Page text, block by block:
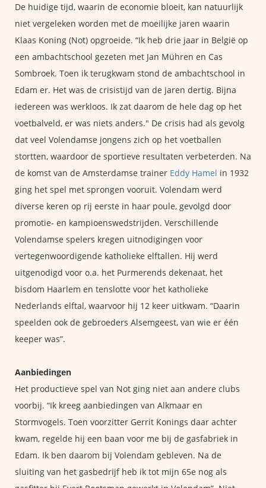
De huidige tijd, waarin de economie bloeit, kan natuurlijk
niet vergeleken worden met de moeilijke jaren waarin
Klaas Koning (Not) opgroeide. “Ik heb drie jaar in België op
een ambachtschool gezeten met Jan Mühren en Cas
Sombroek. Toen ik terugkwam stond de ambachtschool in
Edam er. Het was de crisistijd van de jaren dertig. Bijna
iedereen was werkloos. Ik zat daarom de hele dag op het
voetbalveld, er was niets anders." De crisis had als gevolg
dat veel Volendamse jongens zich op het voetballen
stortten, waardoor de sportieve resultaten verbeterden. Na
de komst van de Amsterdamse trainer Eddy Hamel in 1932
ging het spel met sprongen vooruit. Volendam werd
diverse keren op rij eerste in haar poule, gevolgd door
promotie- en kampioenswedstrijden. Verschillende
Volendamse spelers kregen uitnodigingen voor
vertegenwoordigende katholieke elftallen. Hij werd
uitgenodigd voor o.a. het Purmerends dekenaat, het
bisdom Haarlem en tenslotte voor het katholieke
Nederlands elftal, waarvoor hij 12 keer uitkwam. “Daarin
speelden ook de gebroeders Alsemgeest, van wie er één
keeper was”.
Aanbiedingen
Het productieve spel van Not ging niet aan andere clubs
voorbij. “Ik kreeg aanbiedingen van Alkmaar en
Stormvogels. Toen voorzitter Gerrit Konings daar achter
kwam, regelde hij een baan voor me bij de gasfabriek in
Edam. Ik ben daarom bij Volendam gebleven. Na de
sluiting van het gasbedrijf heb ik tot mijn 65e nog als